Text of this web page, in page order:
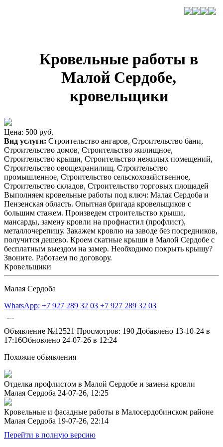
Кровельные работы в
Малой Сердобе,
кровельщики
Цена: 500 руб.
Вид услуги: Строительство ангаров, Строительство бани,
Строительство домов, Строительство жилищное,
Строительство крыши, Строительство нежилых помещений,
Строительство овощехранилищ, Строительство
промышленное, Строительство сельскохозяйственное,
Строительство складов, Строительство торговых площадей
Выполняем кровельные работы под ключ: Малая Сердоба и
Пензенская область. Опытная бригада кровельщиков с
большим стажем. Произведем строительство крыши,
мансарды, замену кровли на профнастил (профлист),
металлочерепицу. Закажем кровлю на заводе без посредников,
получится дешево. Кроем скатные крыши в Малой Сердобе с
бесплатным выездом на замер. Необходимо покрыть крышу?
Звоните. Работаем по договору.
Кровельщики
Малая Сердоба
WhatsApp: +7 927 289 32 03 +7 927 289 32 03
---
Объявление №12521 Просмотров: 190 Добавлено 13-10-24 в
17:16Обновлено 24-07-26 в 12:24
Похожие объявления
Отделка профлистом в Малой Сердобе и замена кровли
Малая Сердоба 24-07-26, 12:25
Кровельные и фасадные работы в Малосердобинском районе
Малая Сердоба 19-07-26, 22:14
Перейти в полную версию